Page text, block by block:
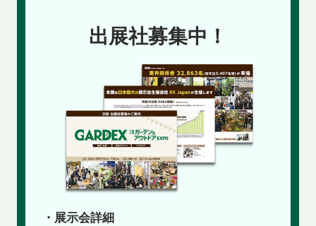
出展社募集中！
・展示会詳細